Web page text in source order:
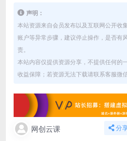
声明：
本站资源来自会员发布以及互联网公开收
账户等异常步骤，建议停止操作，是否有
责。
本站内容仅提供资源分享，不提供任何的
收益保障；若资源无法下载请联系客服微
网创云课 分